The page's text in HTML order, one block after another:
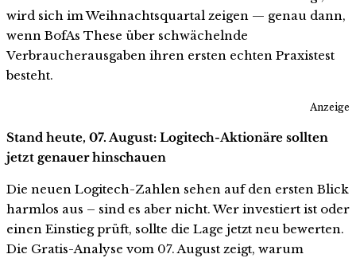
wird sich im Weihnachtsquartal zeigen — genau dann,
wenn BofAs These über schwächelnde
Verbraucherausgaben ihren ersten echten Praxistest
besteht.
Anzeige
Stand heute, 07. August: Logitech-Aktionäre sollten
jetzt genauer hinschauen
Die neuen Logitech-Zahlen sehen auf den ersten Blick
harmlos aus – sind es aber nicht. Wer investiert ist oder
einen Einstieg prüft, sollte die Lage jetzt neu bewerten.
Die Gratis-Analyse vom 07. August zeigt, warum